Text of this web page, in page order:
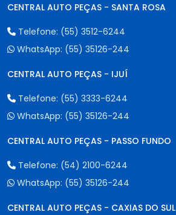
CENTRAL AUTO PEÇAS - SANTA ROSA
Telefone: (55) 3512-6244
WhatsApp: (55) 35126-244
CENTRAL AUTO PEÇAS - IJUÍ
Telefone: (55) 3333-6244
WhatsApp: (55) 35126-244
CENTRAL AUTO PEÇAS - PASSO FUNDO
Telefone: (54) 2100-6244
WhatsApp: (55) 35126-244
CENTRAL AUTO PEÇAS - CAXIAS DO SUL